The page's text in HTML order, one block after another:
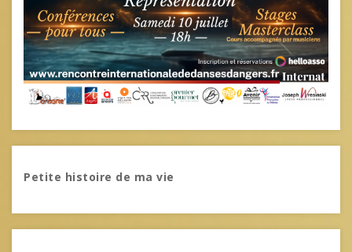
Petite histoire de ma vie